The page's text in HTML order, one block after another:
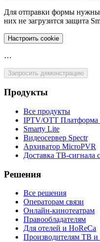
Для отправки формы
них не загрузится защита
Настроить cookie
…
Запросить демонстрацию
Продукты
Все продукты
IPTV/OTT Платформа
Smarty Lite
Видеосервер Spectr
Архиватор MicroPVR
Доставка ТВ-сигнала
Решения
Все решения
Операторам связи
Онлайн-кинотеатрам
Правообладателям
Для отелей и HoReCa
Производителям ТВ и